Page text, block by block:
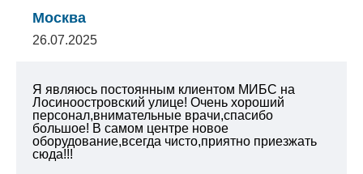
Москва
26.07.2025
Я являюсь постоянным клиентом МИБС на
Лосиноостровский улице! Очень хороший
персонал,внимательные врачи,спасибо
большое! В самом центре новое
оборудование,всегда чисто,приятно приезжать
сюда!!!